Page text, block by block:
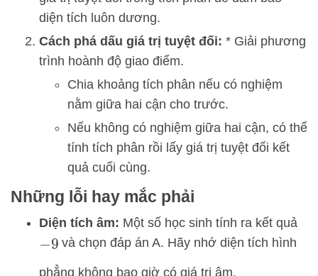
diện tích luôn dương.
Cách phá dấu giá trị tuyệt đối: * Giải phương
trình hoành độ giao điểm.
Chia khoảng tích phân nếu có nghiệm
nằm giữa hai cận cho trước.
Nếu không có nghiệm giữa hai cận, có thể
tính tích phân rồi lấy giá trị tuyệt đối kết
quả cuối cùng.
Những lỗi hay mắc phải
Diện tích âm: Một số học sinh tính ra kết quả
−9 và chọn đáp án A. Hãy nhớ diện tích hình
phẳng không bao giờ có giá trị âm.